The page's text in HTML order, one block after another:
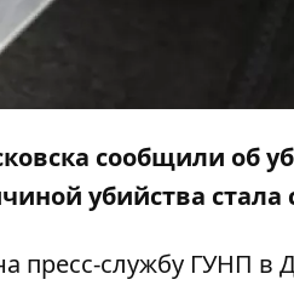
сообщили об
убийства стала
пресс-службу ГУНП в